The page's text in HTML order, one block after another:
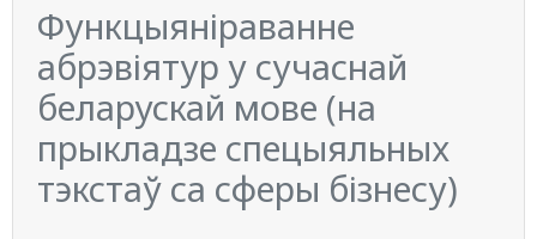
Функцыяніраванне
абрэвіятур у сучаснай
беларускай мове (на
прыкладзе спецыяльных
тэкстаў са сферы бізнесу)